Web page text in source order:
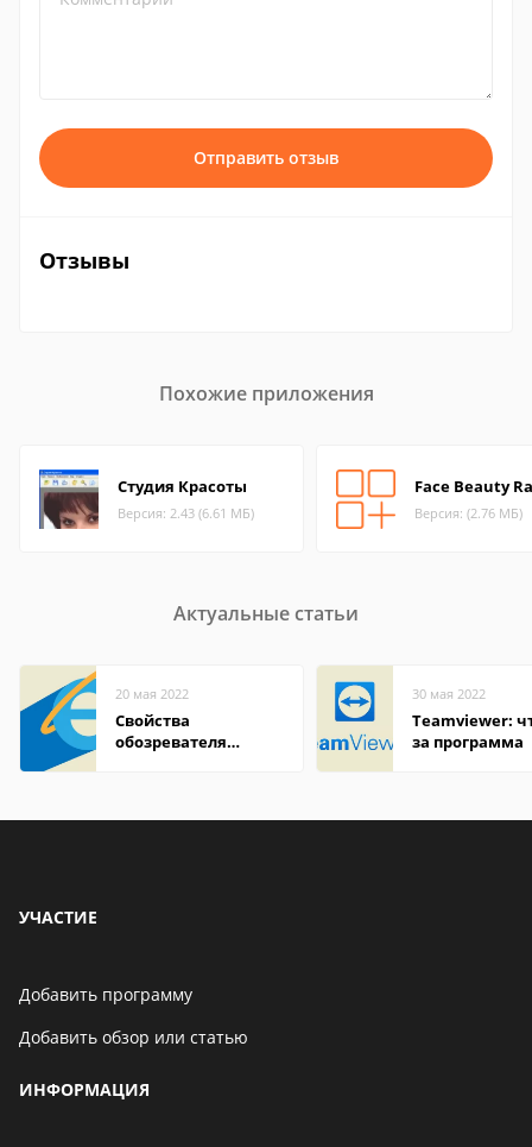
Отправить отзыв
Отзывы
Похожие приложения
Студия Красоты
Версия: 2.43 (6.61 МБ)
Face Beauty
Версия: (2.76 МБ)
Актуальные статьи
20 мая 2022
Свойства
обозревателя
30 мая 2022
Teamviewer:
за программа
УЧАСТИЕ
Добавить программу
Добавить обзор или статью
ИНФОРМАЦИЯ